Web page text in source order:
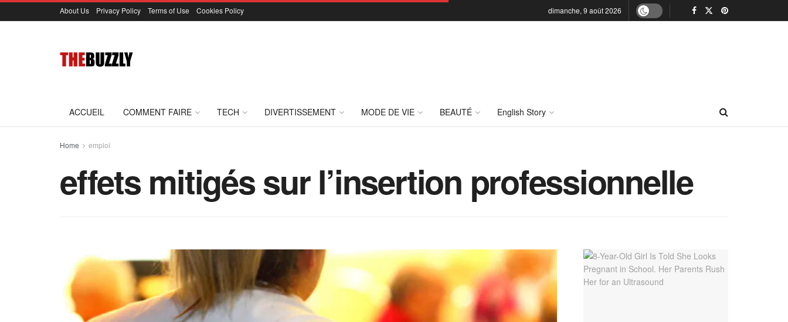
About Us Privacy Policy Terms of Use Cookies Policy dimanche, 9 août 2026
ACCUEIL COMMENT FAIRE TECH DIVERTISSEMENT MODE DE VIE BEAUTÉ English Story
Home emploi
effets mitigés sur l’insertion professionnelle